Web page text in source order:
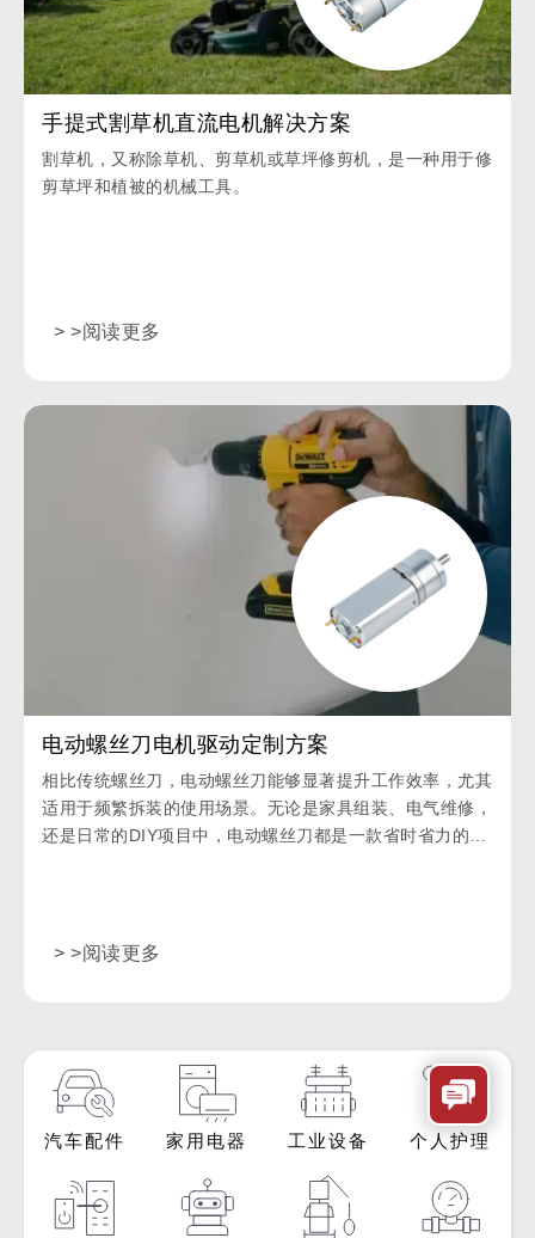
手提式割草机直流电机解决方案
割草机，又称除草机、剪草机或草坪修剪机，是一种用于修
剪草坪和植被的机械工具。
> >阅读更多
电动螺丝刀电机驱动定制方案
相比传统螺丝刀，电动螺丝刀能够显著提升工作效率，尤其
适用于频繁拆装的使用场景。无论是家具组装、电气维修，
还是日常的DIY项目中，电动螺丝刀都是一款省时省力的理
> >阅读更多
汽车配件 家用电器 工业设备 个人护理